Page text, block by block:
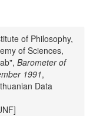
of Philosophy,
of Sciences,
Barometer of
1991,
Data